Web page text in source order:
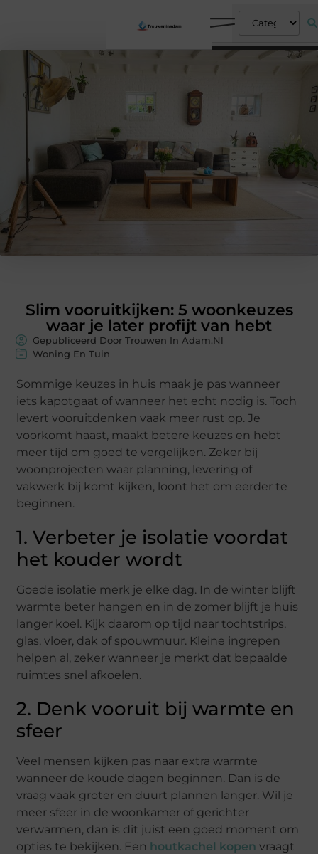
Slim vooruitkijken: 5 woonkeuzes
waar je later profijt van hebt
Gepubliceerd Door Trouwen In Adam.nl
Woning En Tuin
Sommige keuzes in huis maak je pas wanneer
iets kapotgaat of wanneer het echt nodig is. Toch
levert vooruitdenken vaak meer rust op. Je
voorkomt haast, maakt betere keuzes en hebt
meer tijd om goed te vergelijken. Zeker bij
woonprojecten waar planning, levering of
vakwerk bij komt kijken, loont het om eerder te
beginnen.
1. Verbeter je isolatie voordat
het kouder wordt
Goede isolatie merk je elke dag. In de winter blijft
warmte beter hangen en in de zomer blijft je huis
langer koel. Kijk daarom op tijd naar tochtstrips,
glas, vloer, dak of spouwmuur. Kleine ingrepen
helpen al, zeker wanneer je merkt dat bepaalde
ruimtes snel afkoelen.
2. Denk vooruit bij warmte en
sfeer
Veel mensen kijken pas naar extra warmte
wanneer de koude dagen beginnen. Dan is de
vraag vaak groter en duurt plannen langer. Wil je
meer sfeer in de woonkamer of gerichter
verwarmen, dan is dit juist een goed moment om
opties te bekijken. Een houtkachel kopen vraagt